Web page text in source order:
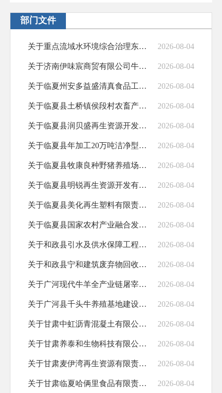
部门文件
关于重点流域水环境综合治理东乡县沿洮河经... 2026-08-04
关于济南伊味宸商贸有限公司牛羊油、生脂生... 2026-08-04
关于临夏州安多益盛清真食品工贸有限公司煤... 2026-08-04
关于临夏县土桥镇侯段村农畜产品综合加工项... 2026-08-04
关于临夏县润贝盛再生资源开发有限公司水稳... 2026-08-04
关于临夏县年加工20万吨洁净型煤（炭）及... 2026-08-04
关于临夏县牧康良种野猪养殖场年出栏100... 2026-08-04
关于临夏县明锐再生资源开发有限责任公司新... 2026-08-04
关于临夏县美化再生塑料有限责任公司再生塑... 2026-08-04
关于临夏县国家农村产业融合发展示范园基础... 2026-08-04
关于和政县引水及供水保障工程环境影响报告... 2026-08-04
关于和政县宁和建筑废弃物回收再利用绿色产... 2026-08-04
关于广河现代牛羊全产业链屠宰加工冷链示范... 2026-08-04
关于广河县千头牛养殖基地建设项目环境影响... 2026-08-04
关于甘肃中虹沥青混凝土有限公司生产线新建... 2026-08-04
关于甘肃养泰和生物科技有限公司燃油蒸汽发... 2026-08-04
关于甘肃麦伊湾再生资源有限责任公司报废机... 2026-08-04
关于甘肃临夏哈俩里食品有限责任公司食品生... 2026-08-04